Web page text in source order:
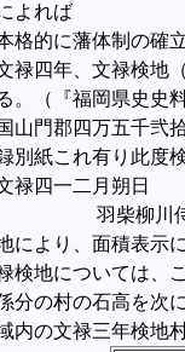
よれば
格的に藩体制の確
禄四年、文禄検地
。（『福岡県史史
郡四万五千弐拾参
別紙これ有り此度
四一
羽柴柳川
より、面積表示に
検地については、
分の村の石高を次
内の文禄三年検地